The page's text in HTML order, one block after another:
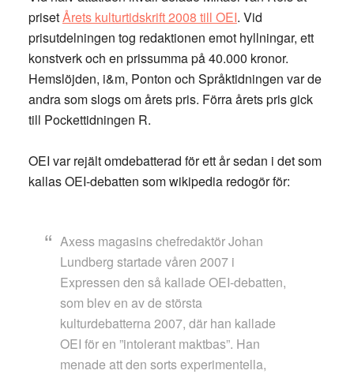
prisetÅrets kulturtidskrift 2008 till OEI. Vid
prisutdelningen tog redaktionen emot hyllningar, ett
konstverk och en prissumma på 40.000 kronor.
Hemslöjden, i&m, Ponton och Språktidningen var de
andra som slogs om årets pris. Förra årets pris gick
till Pockettidningen R.
OEI var rejält omdebatterad för ett år sedan i det som
kallas OEI-debatten som wikipedia redogör för:
Axess magasins chefredaktör Johan
Lundberg startade våren 2007 i
Expressen den så kallade OEI-debatten,
som blev en av de största
kulturdebatterna 2007, där han kallade
OEI för en ”intolerant maktbas”. Han
menade att den sorts experimentella,